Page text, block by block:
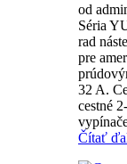
od
Séria
rad
pre
32 A.
cestné
Čítať